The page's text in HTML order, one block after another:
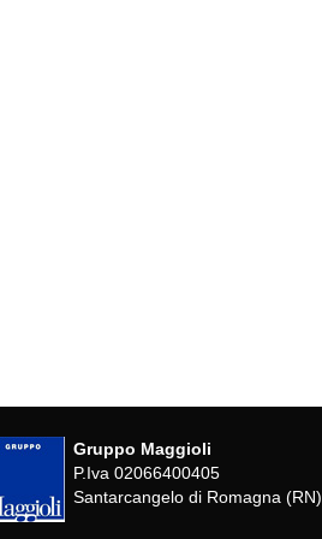
Gruppo Maggioli
P.Iva 02066400405
Santarcangelo di Romagna (RN)